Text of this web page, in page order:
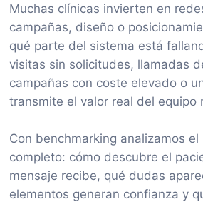
Muchas clínicas invierten en
campañas, diseño o
qué parte del sistema está
visitas sin solicitudes, llamadas
campañas con coste elevado o
transmite el valor real del equipo
Con benchmarking analizamos el
completo: cómo descubre el
mensaje recibe, qué dudas
elementos generan confianza y